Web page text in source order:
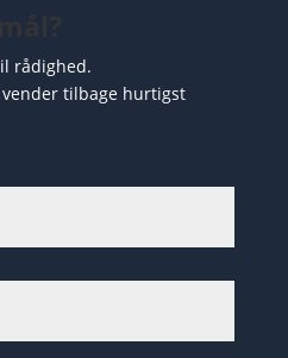
rådighed.
tilbage hurtigst